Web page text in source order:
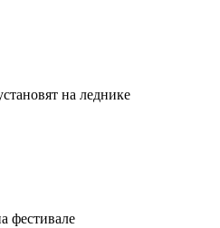
на леднике
фестивале